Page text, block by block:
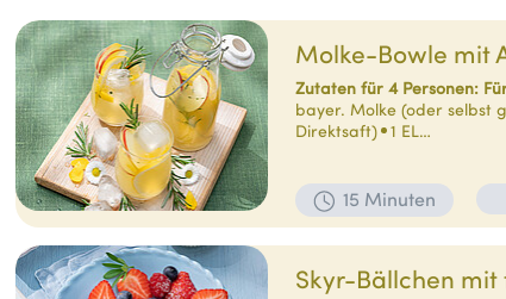
Molke-Bowle mit
Zutaten für 4 Personen:
bayer. Molke (oder selbst
Direktsaft)
1 EL…
15 Minuten
Skyr-Bällchen